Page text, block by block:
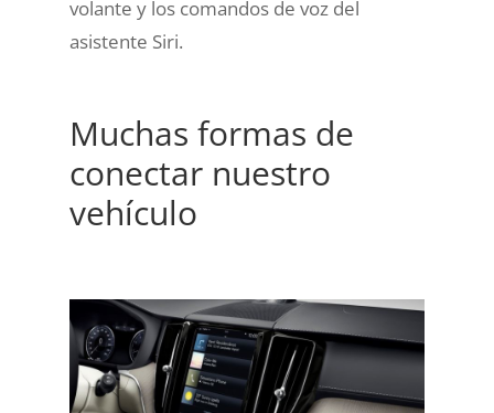
volante y los comandos de voz del
asistente Siri.
Muchas formas de
conectar nuestro
vehículo